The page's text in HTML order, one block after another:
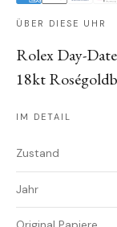
ÜBER DIESE UHR
Rolex Day-
18kt
IM DETAIL
Zustand
Jahr